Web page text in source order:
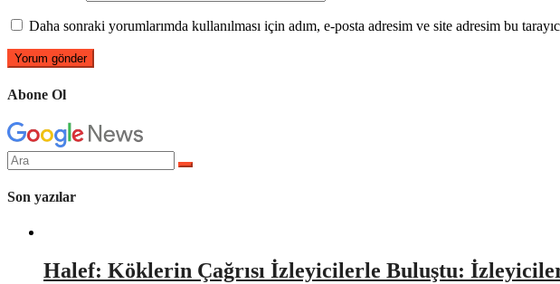
Daha sonraki yorumlarımda kullanılması için adım, e-posta adresim ve site adresim bu
Abone Ol
Arama
yap:
Son yazılar
Halef: Köklerin Çağrısı İzleyicilerle Buluştu: